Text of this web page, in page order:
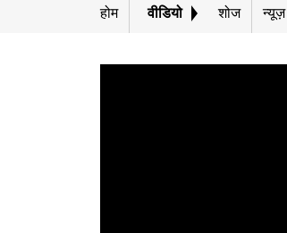
होम वीडियो शोज न्यूज़